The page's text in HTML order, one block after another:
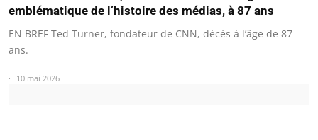
emblématique de l’histoire des médias, à 87 ans
EN BREF Ted Turner, fondateur de CNN, décès à l’âge de 87
ans.
10 mai 2026